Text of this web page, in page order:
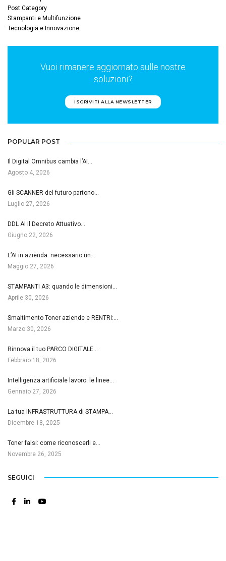
Post Category
Stampanti e Multifunzione
Tecnologia e Innovazione
Vuoi rimanere aggiornato sulle nostre
soluzioni?
ISCRIVITI ALLA NEWSLETTER
POPULAR POST
Il Digital Omnibus cambia l’AI…
Agosto 4, 2026
Gli SCANNER del futuro partono…
Luglio 27, 2026
DDL AI il Decreto Attuativo…
Giugno 22, 2026
L’AI in azienda: necessario un…
Maggio 27, 2026
STAMPANTI A3: quando le dimensioni…
Aprile 30, 2026
Smaltimento Toner aziende e RENTRI:…
Marzo 30, 2026
Rinnova il tuo PARCO DIGITALE…
Febbraio 18, 2026
Intelligenza artificiale lavoro: le linee…
Gennaio 27, 2026
La tua INFRASTRUTTURA di STAMPA…
Dicembre 18, 2025
Toner falsi: come riconoscerli e…
Novembre 26, 2025
SEGUICI